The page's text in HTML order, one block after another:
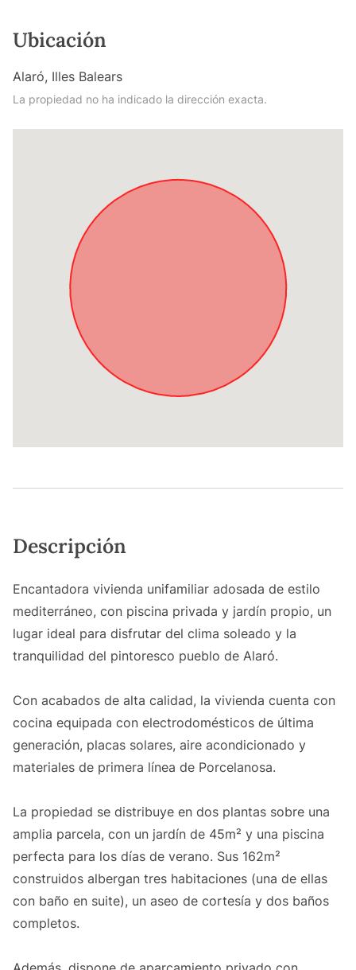
Ubicación
Alaró, Illes Balears
La propiedad no ha indicado la dirección exacta.
Descripción
Encantadora vivienda unifamiliar adosada de estilo
mediterráneo, con piscina privada y jardín propio, un
lugar ideal para disfrutar del clima soleado y la
tranquilidad del pintoresco pueblo de Alaró.
Con acabados de alta calidad, la vivienda cuenta con
cocina equipada con electrodomésticos de última
generación, placas solares, aire acondicionado y
materiales de primera línea de Porcelanosa.
La propiedad se distribuye en dos plantas sobre una
amplia parcela, con un jardín de 45m² y una piscina
perfecta para los días de verano. Sus 162m²
construidos albergan tres habitaciones (una de ellas
con baño en suite), un aseo de cortesía y dos baños
completos.